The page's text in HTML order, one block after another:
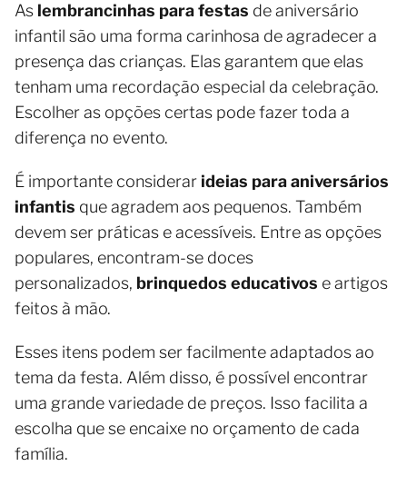
As lembrancinhas para festas de aniversário
infantil são uma forma carinhosa de agradecer a
presença das crianças. Elas garantem que elas
tenham uma recordação especial da celebração.
Escolher as opções certas pode fazer toda a
diferença no evento.
É importante considerar ideias para aniversários
infantis que agradem aos pequenos. Também
devem ser práticas e acessíveis. Entre as opções
populares, encontram-se doces
personalizados, brinquedos educativos e artigos
feitos à mão.
Esses itens podem ser facilmente adaptados ao
tema da festa. Além disso, é possível encontrar
uma grande variedade de preços. Isso facilita a
escolha que se encaixe no orçamento de cada
família.